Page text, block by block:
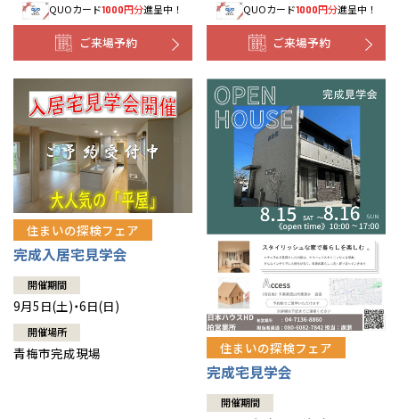
QUOカード1000円分進呈中！
ご来場予約
QUOカード1000円分進呈中！
ご来場予約
住まいの探検フェア
完成入居宅見学会
開催期間
9月5日(土)・6日(日)
開催場所
青梅市完成現場 住まいの探検フェア
完成宅見学会
開催期間